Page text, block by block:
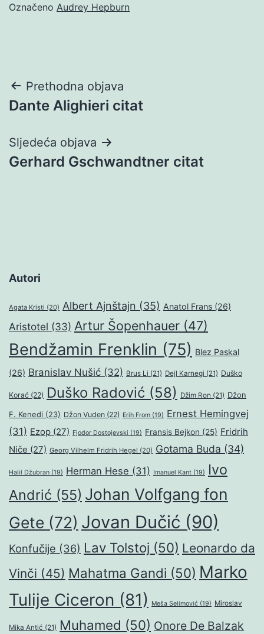
Označeno Audrey Hepburn
Navigacija
objava
Prethodna objava
Dante Alighieri citat
Sljedeća objava
Gerhard Gschwandtner citat
Autori
Agata Kristi (20) Albert Ajnštajn (35) Anatol Frans (26)
Aristotel (33) Artur Šopenhauer (47)
Bendžamin Frenklin (75) Blez Paskal
(26) Branislav Nušić (32) Brus Li (21) Dejl Karnegi (21) Duško
Korać (22) Duško Radović (58) Džim Ron (21) Džon
F. Kenedi (23) Džon Vuden (22) Erih From (19) Ernest Hemingvej
(31) Ezop (27) Fjodor Dostojevski (19) Fransis Bejkon (25) Fridrih
Niče (27) Georg Vilhelm Fridrih Hegel (20) Gotama Buda (34)
Halil Džubran (19) Herman Hese (31) Imanuel Kant (19)
Ivo
Andrić (55) Johan Volfgang fon
Gete (72) Jovan Dučić (90)
Konfučije (36) Lav Tolstoj (50) Leonardo da
Vinči (45) Mahatma Gandi (50) Marko
Tulije Ciceron (81) Meša Selimović (19) Miroslav
Mika Antić (21) Muhamed (50) Onore De Balzak